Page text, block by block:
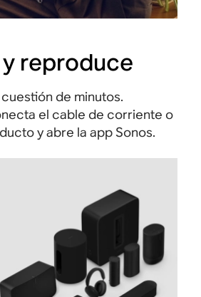
reproduce
de minutos.
el cable de corriente o
y abre la app Sonos.